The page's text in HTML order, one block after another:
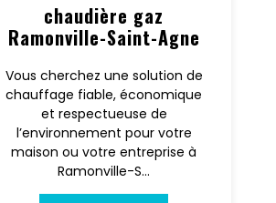
chaudière gaz
Ramonville-Saint-Agne
Vous cherchez une solution de
chauffage fiable, économique
et respectueuse de
l’environnement pour votre
maison ou votre entreprise à
Ramonville-S...